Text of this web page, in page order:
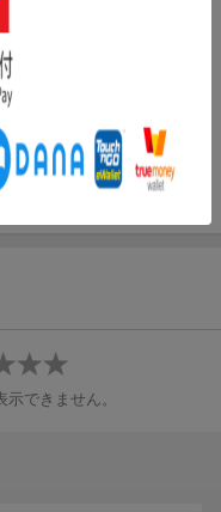
もち
ネ
できません。